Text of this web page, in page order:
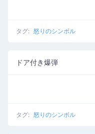
タグ: 怒りのシンボル
ドア付き爆弾
タグ: 怒りのシンボル